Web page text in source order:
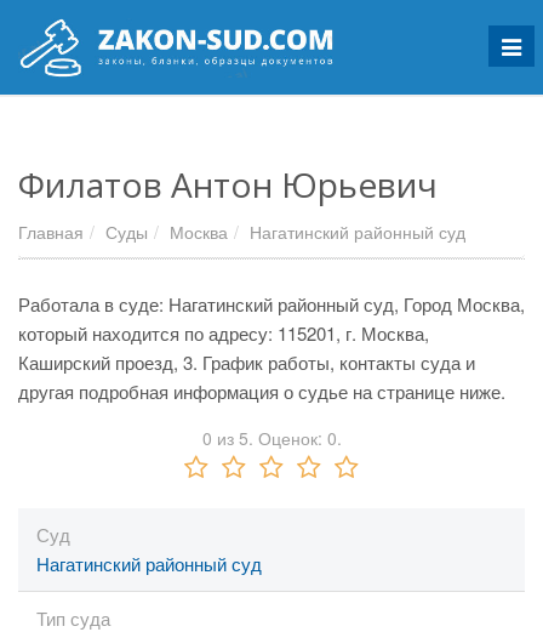
Филатов Антон Юрьевич
Главная Суды Москва Нагатинский районный суд
Работала в суде: Нагатинский районный суд, Город Москва,
который находится по адресу: 115201, г. Москва,
Каширский проезд, 3. График работы, контакты суда и
другая подробная информация о судье на странице ниже.
0 из 5. Оценок: 0.
Суд
Нагатинский районный суд
Тип суда